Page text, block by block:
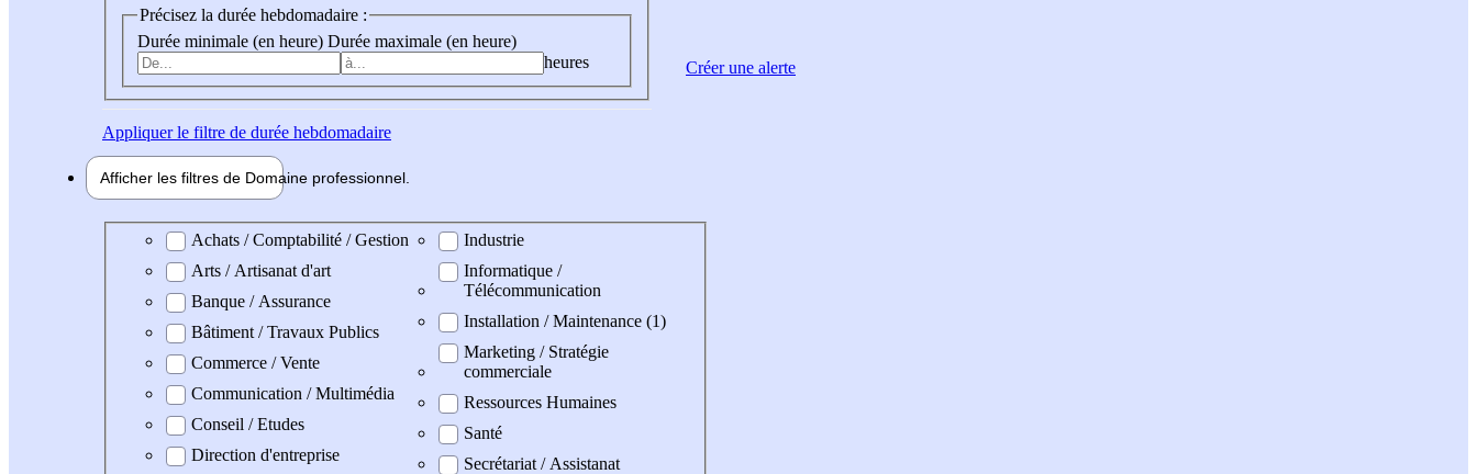
Précisez la durée hebdomadaire :
Durée minimale (en heure) Durée maximale (en heure)
heures
Appliquerle filtre de durée hebdomadaire
Afficher les filtres de Domaine professionnel
Domaine professionel
Achats / Comptabilité / Gestion
Arts / Artisanat d'art
Banque / Assurance
Bâtiment / Travaux Publics
Commerce / Vente
Communication / Multimédia
Conseil / Etudes
Direction d'entreprise
Industrie
Informatique /
Télécommunication
Installation / Maintenance (1)
Marketing / Stratégie
commerciale
Ressources Humaines
Santé
Secrétariat / Assistanat
Créer une alerte